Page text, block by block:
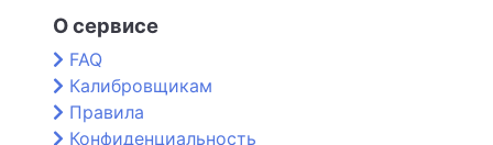
О сервисе
FAQ
Калибровщикам
Правила
Конфиденциальность